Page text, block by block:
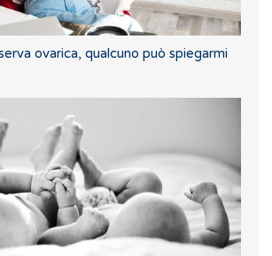
ovarica, qualcuno può spiegarmi